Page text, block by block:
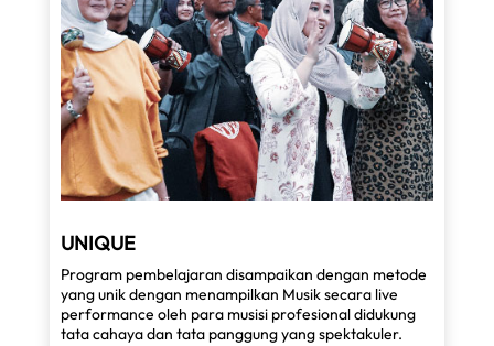
UNIQUE
Program pembelajaran disampaikan dengan metode
yang unik dengan menampilkan Musik secara live
performance oleh para musisi profesional didukung
tata cahaya dan tata panggung yang spektakuler.